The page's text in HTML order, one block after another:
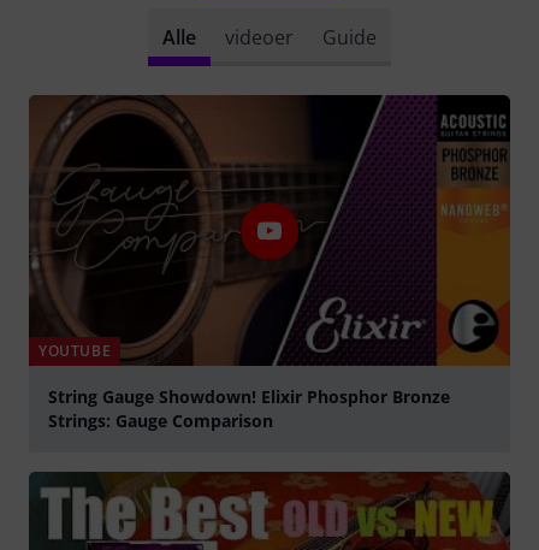
Alle videoer Guide
YOUTUBE
String Gauge Showdown! Elixir Phosphor Bronze
Strings: Gauge Comparison